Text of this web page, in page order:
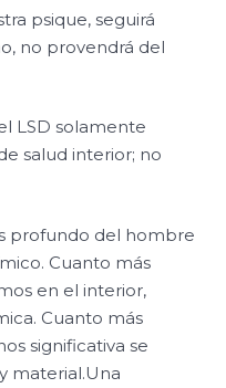
psique, seguirá
no provendrá del
LSD solamente
salud interior; no
profundo del hombre
Cuanto más
en el interior,
Cuanto más
significativa se
material.Una